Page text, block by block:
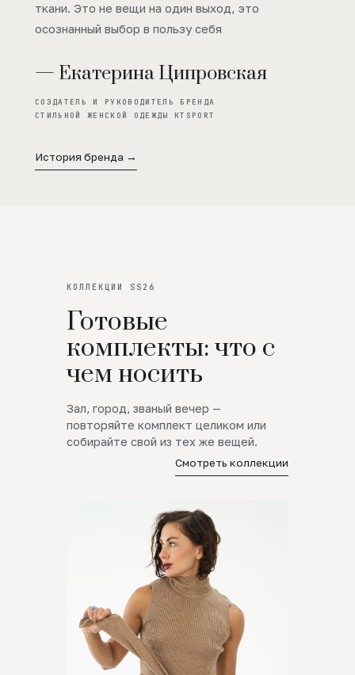
ткани. Это не вещи на один выход, это
осознанный выбор в пользу себя
— Екатерина Ципровская
СОЗДАТЕЛЬ И РУКОВОДИТЕЛЬ БРЕНДА
СТИЛЬНОЙ ЖЕНСКОЙ ОДЕЖДЫ KTSPORT
История бренда →
КОЛЛЕКЦИИ SS26
Готовые
комплекты: что с
чем носить
Зал, город, званый вечер —
повторяйте комплект целиком или
собирайте свой из тех же вещей.
Смотреть коллекции